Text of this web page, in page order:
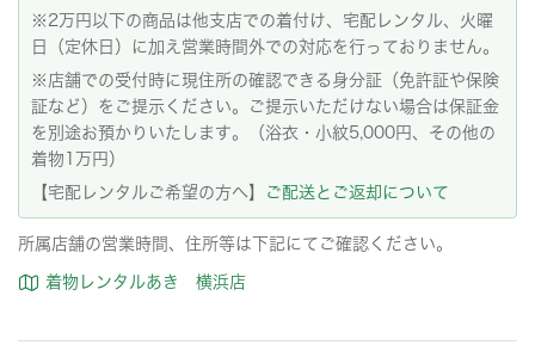
※2万円以下の商品は他支店での着付け、宅配レンタル、火曜
日（定休日）に加え営業時間外での対応を行っておりません。
※店舗での受付時に現住所の確認できる身分証（免許証や保険
証など）をご提示ください。ご提示いただけない場合は保証金
を別途お預かりいたします。（浴衣・小紋5,000円、その他の
着物1万円）
【宅配レンタルご希望の方へ】
ご配送とご返却について
所属店舗の営業時間、住所等は下記にてご確認ください。
着物レンタルあき 横浜店